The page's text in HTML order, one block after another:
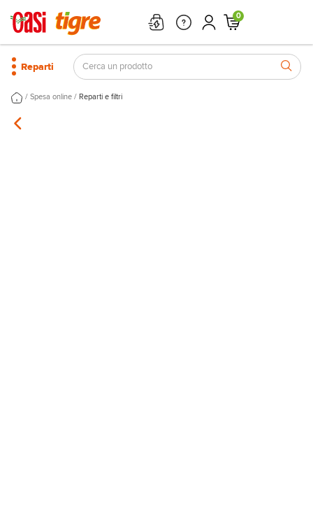
0
Reparti
/ Spesa online / Reparti e filtri